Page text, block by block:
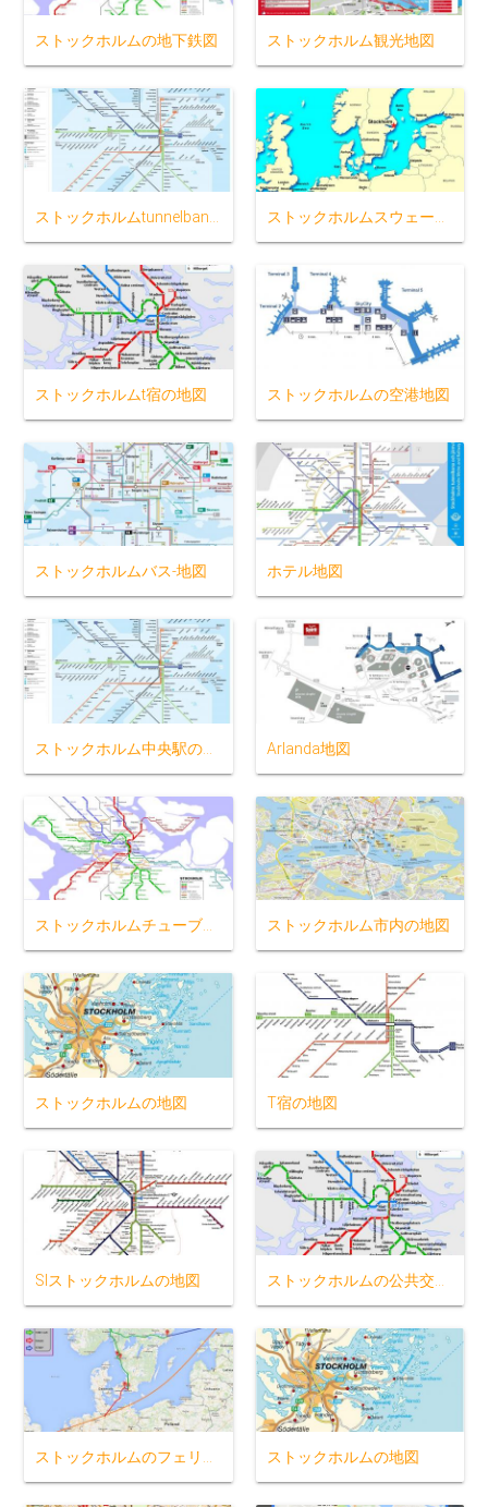
ストックホルムの地下鉄図 ストックホルム観光地図
ストックホルムtunnelbana地図 ストックホルムスウェーデンの地図
ストックホルムt宿の地図 ストックホルムの空港地図
ストックホルムバス-地図 ホテル地図
Arlanda地図
ストックホルムチューブの地図 ストックホルム市内の地図
ストックホルムの地図 T宿の地図
Slストックホルムの地図 ストックホルムの公共交通機関地図
ストックホルムの地図